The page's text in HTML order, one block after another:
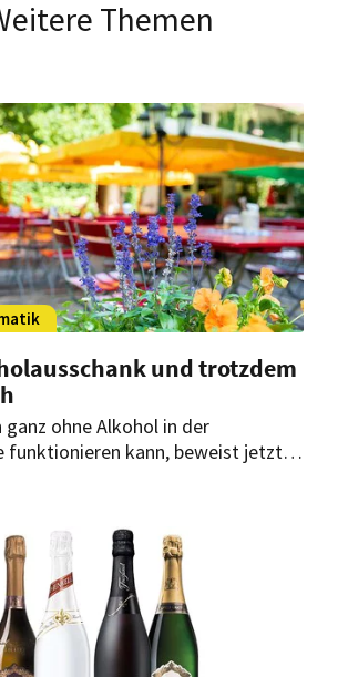
Themen
und trotzdem
ganz ohne Alkohol in der
funktionieren kann, beweist jetzt
Ähnlichem entschieden hat und
wichtiges für die ganze Branche
selbst.